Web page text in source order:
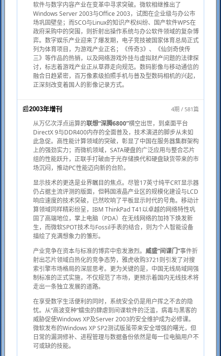
软件与数字内容产业在变革中寻求突破。微软相继推出了
Windows Server 2003与Office 2003，试图在企业级与办公市
场巩固壁垒；而SCO与Linux的知识产权纠纷、国产软件WPS在
政府采购中的突围，则折射出操作系统与办公软件领域的复杂博
弈。数字娱乐产业迎来了爆发期，电子竞技被国家体育总局正式
列为体育项目，为游戏产业正名；《传奇3》、《仙剑奇侠传
三》等作品的热销，以及网络游戏外挂与虚拟财产问题的法律探
讨，标志着游戏产业正从草莽走向规范。数码影像与移动通信的
融合日趋紧密，百万像素级拍照手机与普及型数码相机的兴起，
正深刻改变着国人的影像记录方式。
📰2003年增刊 4期 / 581篇
从万亿次浮点运算的联想“深腾6800”横空出世，到桌面平台
DirectX 9与DDR400内存的全面普及，技术演进的脚步从未如
此急促。高性能计算领域的突破，彰显了中国在服务器集群架构
上的强劲实力；而微机领域，SATA硬盘的广泛应用与整合芯片
组的性能跃升，正联手打破由于光存储换代和硬盘缺货带来的市
场沉闷，推动PC性能迈向新的台阶。
显示技术的更迭是业界瞩目的焦点。尽管17英寸纯平CRT显示器
仍占据主流评测的版面，但韩国液晶产业区的规模化建设与LCD
响应速度的技术突破，已然吹响了平板显示时代的号角。移动计
算领域同样精彩纷呈，IBM ThinkPad T41以卓越的网络特性巩
固了高端地位，掌上电脑（PDA）在无线网络的加持下焕发新
生，而微软SPOT技术与Fossil手表的结合，则为个人智能设备
描绘了充满想象力的雏形。
产业竞争在资本与标准的博弈中愈发激烈。 威盛“间谍门”事件折
射出芯片领域白热化的竞争态势，雅虎收购3721则引发了对搜
索引擎市场格局的深层思考。更为关键的是，中国无线局域网强
制标准的正式实施，不仅规范了市场，更预示着国内无线技术将
走出一条独立发展的道路。
在享受数字生活便利的同时，系统安全仍是用户挥之不去的隐
忧。从“高波变种”蠕虫的肆虐到间谍软件的泛滥，病毒与黑客的
威胁促使Windows XP及Server 2003的安全维护成为必修课。
微软发布的Windows XP SP2测试版虽带来安全增强的曙光，但
日常的漏洞修补、进程管理与数据备份依然是每一位电脑用户不
可或缺的技能。